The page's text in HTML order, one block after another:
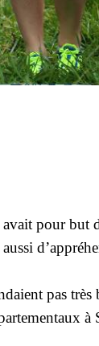
avait pour but
pas très